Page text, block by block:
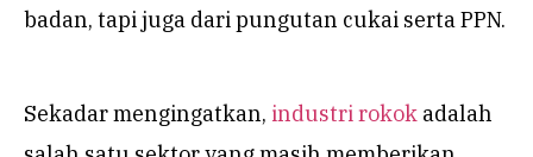
badan, tapi juga dari pungutan cukai serta PPN.
Sekadar mengingatkan, industri rokok adalah